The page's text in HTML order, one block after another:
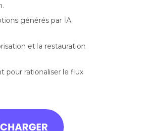
générés par IA
et la restauration
pour rationaliser le flux